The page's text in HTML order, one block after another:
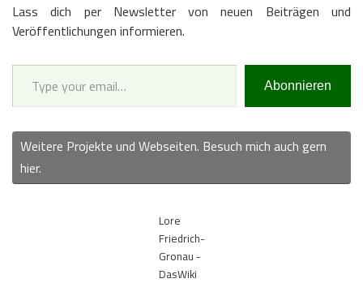
Lass dich per Newsletter von neuen Beiträgen und
Veröffentlichungen informieren.
Type your email…
Abonnieren
Weitere Projekte und Webseiten. Besuch mich auch gern
hier.
Lore
Friedrich-
Gronau -
DasWiki